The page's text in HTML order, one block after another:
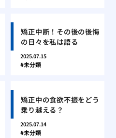
矯正中断！その後の後悔
の日々を私は語る
2025.07.15
未分類
矯正中の食欲不振をどう
乗り越える？
2025.07.14
未分類